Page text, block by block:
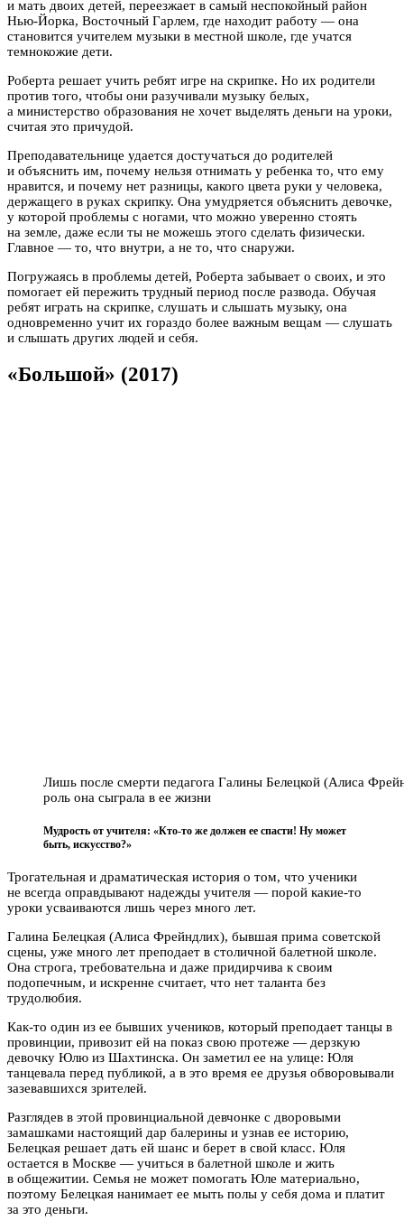
и мать двоих детей, переезжает в самый неспокойный район
Нью-Йорка, Восточный Гарлем, где находит работу — она
становится учителем музыки в местной школе, где учатся
темнокожие дети.
Роберта решает учить ребят игре на скрипке. Но их родители
против того, чтобы они разучивали музыку белых,
а министерство образования не хочет выделять деньги на уроки,
считая это причудой.
Преподавательнице удается достучаться до родителей
и объяснить им, почему нельзя отнимать у ребенка то, что ему
нравится, и почему нет разницы, какого цвета руки у человека,
держащего в руках скрипку. Она умудряется объяснить девочке,
у которой проблемы с ногами, что можно уверенно стоять
на земле, даже если ты не можешь этого сделать физически.
Главное — то, что внутри, а не то, что снаружи.
Погружаясь в проблемы детей, Роберта забывает о своих, и это
помогает ей пережить трудный период после развода. Обучая
ребят играть на скрипке, слушать и слышать музыку, она
одновременно учит их гораздо более важным вещам — слушать
и слышать других людей и себя.
«Большой» (2017)
Лишь после смерти педагога Галины Белецкой (Алиса
роль она сыграла в ее жизни
Мудрость от учителя: «Кто-то же должен ее спасти! Ну может
быть, искусство?»
Трогательная и драматическая история о том, что ученики
не всегда оправдывают надежды учителя — порой какие-то
уроки усваиваются лишь через много лет.
Галина Белецкая (Алиса Фрейндлих), бывшая прима советской
сцены, уже много лет преподает в столичной балетной школе.
Она строга, требовательна и даже придирчива к своим
подопечным, и искренне считает, что нет таланта без
трудолюбия.
Как-то один из ее бывших учеников, который преподает танцы в
провинции, привозит ей на показ свою протеже — дерзкую
девочку Юлю из Шахтинска. Он заметил ее на улице: Юля
танцевала перед публикой, а в это время ее друзья обворовывали
зазевавшихся зрителей.
Разглядев в этой провинциальной девчонке с дворовыми
замашками настоящий дар балерины и узнав ее историю,
Белецкая решает дать ей шанс и берет в свой класс. Юля
остается в Москве — учиться в балетной школе и жить
в общежитии. Семья не может помогать Юле материально,
поэтому Белецкая нанимает ее мыть полы у себя дома и платит
за это деньги.